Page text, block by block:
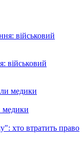
військовий
медики